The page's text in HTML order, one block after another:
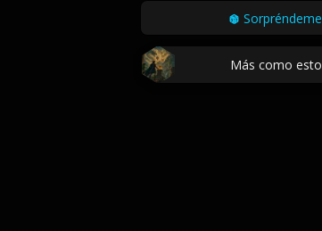
Sorpréndeme
Más como esto